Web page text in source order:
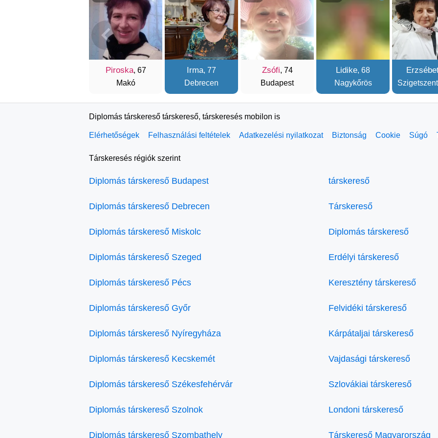
Piroska, 67
Makó
Irma, 77
Debrecen
Zsófi, 74
Budapest
Lidike, 68
Nagykőrös
Diplomás társkereső társkereső, társkeresés mobilon is
Elérhetőségek Felhasználási feltételek Adatkezelési nyilatkozat Biztonság Cookie Súgó
Társkeresés régiók szerint
Diplomás társkereső Budapest
Diplomás társkereső Debrecen
Diplomás társkereső Miskolc
Diplomás társkereső Szeged
Diplomás társkereső Pécs
Diplomás társkereső Győr
Diplomás társkereső Nyíregyháza
Diplomás társkereső Kecskemét
Diplomás társkereső Székesfehérvár
Diplomás társkereső Szolnok
Diplomás társkereső Szombathely
társkereső
Társkereső
Diplomás társkereső
Erdélyi társkereső
Keresztény társkereső
Felvidéki társkereső
Kárpátaljai társkereső
Vajdasági társkereső
Szlovákiai társkereső
Londoni társkereső
Társkereső Magyarország